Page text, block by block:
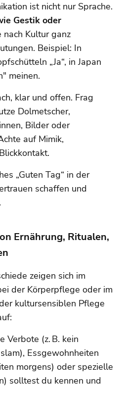
ist nicht nur Sprache.
Gestik oder
nach Kultur ganz
Beispiel: In
„Ja“, in Japan
meinen.
klar und offen. Frag
Dolmetscher,
Bilder oder
auf Mimik,
„Guten Tag“ in der
schaffen und
Ernährung, Ritualen,
zeigen sich im
der Körperpflege oder im
kultursensiblen Pflege
Verbote (z. B. kein
Essgewohnheiten
morgens) oder spezielle
solltest du kennen und